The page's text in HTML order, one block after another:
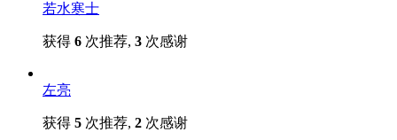
若水寒士
获得 6 次推荐, 3 次感谢
左亮
获得 5 次推荐, 2 次感谢